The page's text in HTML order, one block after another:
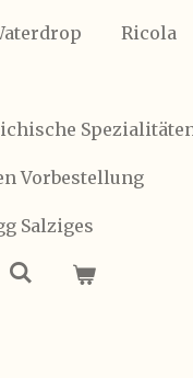
Ricola
Vorbestellung
Salziges